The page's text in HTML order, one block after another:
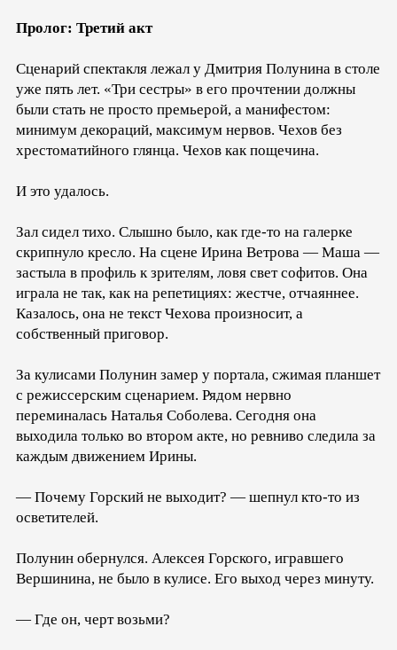
Пролог: Третий акт
Сценарий спектакля лежал у Дмитрия Полунина в столе
уже пять лет. «Три сестры» в его прочтении должны
были стать не просто премьерой, а манифестом:
минимум декораций, максимум нервов. Чехов без
хрестоматийного глянца. Чехов как пощечина.
И это удалось.
Зал сидел тихо. Слышно было, как где-то на галерке
скрипнуло кресло. На сцене Ирина Ветрова — Маша —
застыла в профиль к зрителям, ловя свет софитов. Она
играла не так, как на репетициях: жестче, отчаяннее.
Казалось, она не текст Чехова произносит, а
собственный приговор.
За кулисами Полунин замер у портала, сжимая планшет
с режиссерским сценарием. Рядом нервно
переминалась Наталья Соболева. Сегодня она
выходила только во втором акте, но ревниво следила за
каждым движением Ирины.
— Почему Горский не выходит? — шепнул кто-то из
осветителей.
Полунин обернулся. Алексея Горского, игравшего
Вершинина, не было в кулисе. Его выход через минуту.
— Где он, черт возьми?